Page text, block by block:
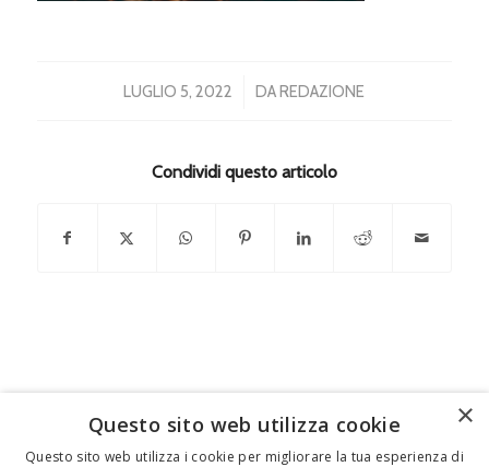
LUGLIO 5, 2022
/ DAREDAZIONE
Condividi questo articolo
FEDERICO MOTTA EDITORE
×
Questo sito web utilizza cookie
Questo sito web utilizza i cookie per migliorare la tua esperienza di